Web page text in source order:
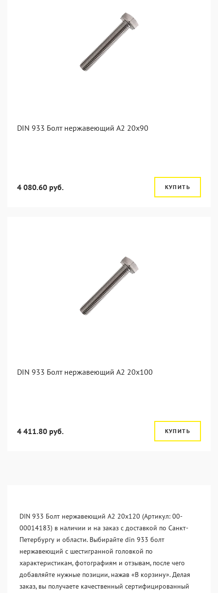
DIN 933 Болт нержавеющий А2 20х90
4 080.60 руб. КУПИТЬ
DIN 933 Болт нержавеющий А2 20х100
4 411.80 руб. КУПИТЬ
DIN 933 Болт нержавеющий А2 20х120 (Артикул: 00-
00014183) в наличии и на заказ с доставкой по Санкт-
Петербургу и области. Выбирайте din 933 болт
нержавеющий с шестигранной головкой по
характеристикам, фотографиям и отзывам, после чего
добавляйте нужные позиции, нажав «В корзину». Делая
заказ, вы получаете качественный сертифицированный